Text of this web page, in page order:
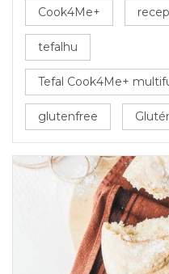
Cook4Me+
tefalhu
Tefal Cook4Me+
glutenfree